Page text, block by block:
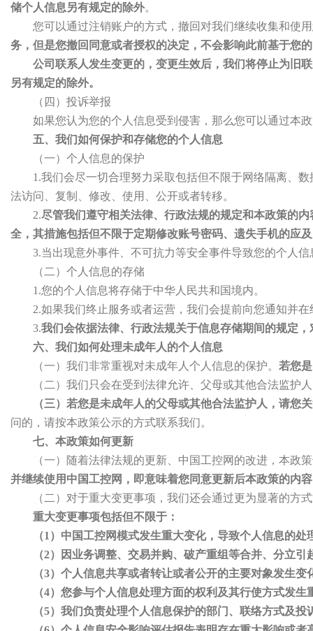
储个人信息另有规定的除外。
您可以通过注销账户的方式，撤回对我们继续收集和使
务，但是您撤回同意或者授权的决定，不会影响此前基于您
公司联系人发生变更的，变更生效后，我们将停止为旧
另有规定的除外。
（四）投诉举报
如果您认为您的个人信息受到侵害，那么您可以通过本
五、我们如何保护和存储您的个人信息
（一）个人信息的保护
1.我们会尽一切合理努力采取包括但不限于网络隔离、
法访问、复制、修改、使用、公开或者转移。
2.尽管我们遵守相关法律、行政法规的规定和本政策的
全，其措施包括但不限于定期修改账号密码、遗失手机的应
3.当出现意外事件、不可抗力等安全事件导致您的个人
（二）个人信息的存储
1.您的个人信息将存储于中华人民共和国境内。
2.如果我们终止服务或者运营，我们会提前向您通知并
3.我们会依据法律、行政法规关于信息存储期间的规定
六、我们如何处理未成年人的个人信息
（一）我们非常重视对未成年人个人信息的保护。 若您
（二）我们只会在受到法律允许、父母或其他合法监护
（三）若您是未成年人的父母或其他合法监护人，请您
问的，请按本政策公示的方式联系我们。
七、本政策如何更新
（一）随着法律法规的更新、中国工控网的改进，本
并继续使用中国工控网，即意味着您同意更新后本政策的内
（二）对于重大变更事项，我们还会通过更为显著的
重大变更事项包括但不限于：
（1）中国工控网模式发生重大变化，导致个人信息的处
（2）因业务调整、交易并购、破产重组等合并、分立
（3）个人信息共享或者转让或者公开的主要对象发生变
（4）您参与个人信息处理方面的权利及其行使方式发生
（5）我们负责处理个人信息保护的部门、联络方式及投